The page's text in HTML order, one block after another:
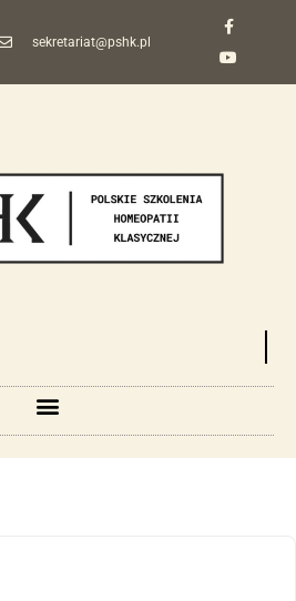
sekretariat@pshk.pl